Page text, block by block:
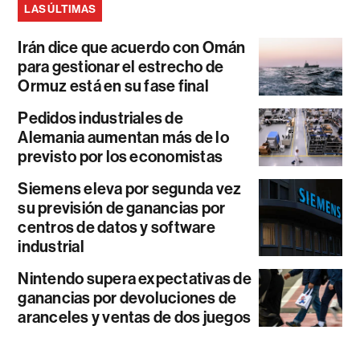
LAS ÚLTIMAS
Irán dice que acuerdo con Omán
para gestionar el estrecho de
Ormuz está en su fase final
Pedidos industriales de
Alemania aumentan más de lo
previsto por los economistas
Siemens eleva por segunda vez
su previsión de ganancias por
centros de datos y software
industrial
Nintendo supera expectativas de
ganancias por devoluciones de
aranceles y ventas de dos juegos